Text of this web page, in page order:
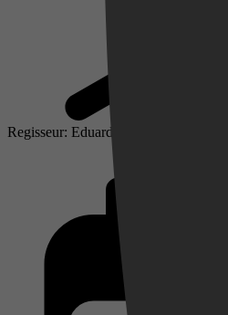
Regisseur: Eduardo Pinto